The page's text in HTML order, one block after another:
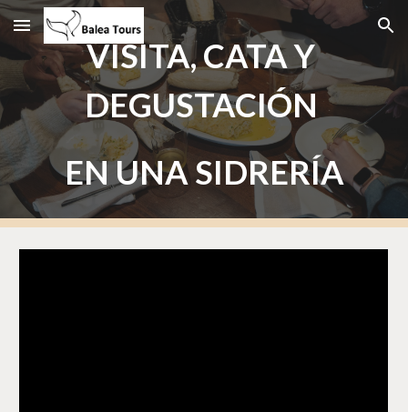
Skip to main content Skip to navigation
VISITA, CATA Y
DEGUSTACIÓN
EN UNA SIDRERÍA